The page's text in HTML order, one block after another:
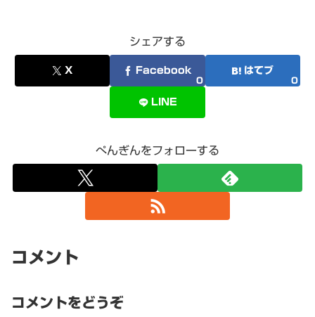
シェアする
X Facebook
0
はてブ
0
LINE
ぺんぎんをフォローする
コメント
コメントをどうぞ